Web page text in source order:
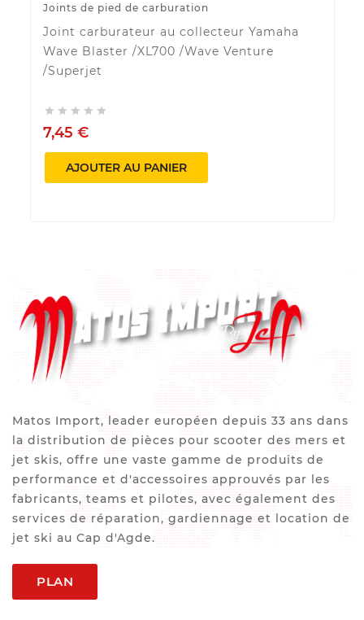
Joints de pied de carburation
Joint carburateur au collecteur Yamaha
Wave Blaster /XL700 /Wave Venture
/Superjet
    
7,45 €
AJOUTER AU PANIER
Matos Import, leader européen depuis 33 ans dans
la distribution de pièces pour scooter des mers et
jet skis, offre une vaste gamme de produits de
performance et d'accessoires approuvés par les
fabricants, teams et pilotes, avec également des
services de réparation, gardiennage et location de
jet ski au Cap d'Agde.
PLAN